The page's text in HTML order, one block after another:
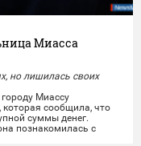
Миасса
но лишилась своих
Миассу
сообщила, что
суммы денег.
познакомилась с
предложение о